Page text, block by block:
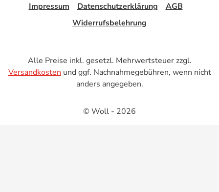
Impressum Datenschutzerklärung
AGB
Widerrufsbelehrung
Alle Preise inkl. gesetzl. Mehrwertsteuer zzgl.
Versandkosten und ggf. Nachnahmegebühren, wenn nicht
anders angegeben.
© Woll - 2026